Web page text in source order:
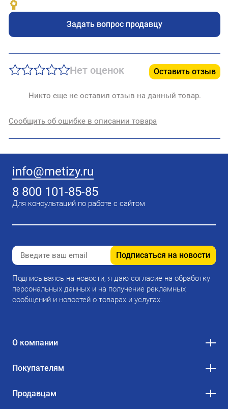
Задать вопрос продавцу
Нет оценок Оставить отзыв
Никто еще не оставил отзыв на данный товар.
Сообщить об ошибке в описании товара
info@metizy.ru
8 800 101-85-85
Для консультаций по работе с сайтом
Подписаться на новости
Подписываясь на новости, я даю согласие на обработку
персональных данных и на получение рекламных
сообщений и новостей о товарах и услугах.
О компании
Покупателям
Продавцам